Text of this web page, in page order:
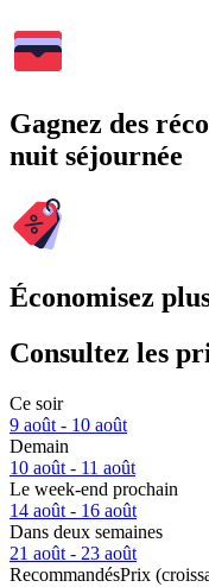
Gagnez des
nuit séjournée
Économisez
Consultez les
Ce soir
9 août - 10 août
Demain
10 août - 11 août
Le week-end prochain
14 août - 16 août
Dans deux semaines
21 août - 23 août
RecommandésPrix